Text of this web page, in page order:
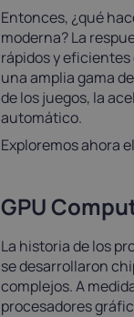
Entonces, ¿qué
moderna? La
rápidos y
una amplia gama
de los juegos, la
automático.
Exploremos ahora
GPU
La historia de los
se desarrollaron
complejos. A
procesadores